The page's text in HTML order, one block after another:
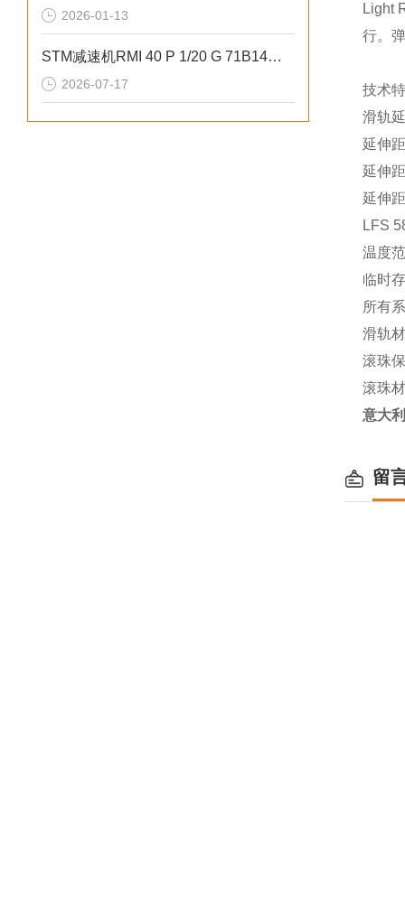
2026-01-13
STM减速机RMI 40 P 1/20 G 71B14周期保养方法
2026-07-17
Light
行。
技术
滑轨
延伸
延伸
延伸
LFS
温度
临时
所有
滑轨
滚珠
滚珠
意大
留